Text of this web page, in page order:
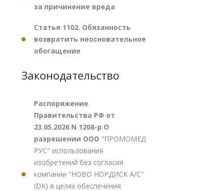
за причинение вреда
Статья 1102. Обязанность
возвратить неосновательное
обогащение
Законодательство
Распоряжение
Правительства РФ от
23.05.2026 N 1208-р О
разрешении ООО "ПРОМОМЕД
РУС" использования
изобретений без согласия
компании "НОВО НОРДИСК А/С"
(DK) в целях обеспечения